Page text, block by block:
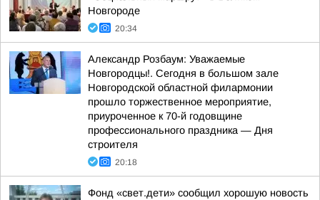
Новгороде
20:34
Александр Розбаум: Уважаемые
Новгородцы!. Сегодня в большом зале
Новгородской областной филармонии
прошло торжественное мероприятие,
приуроченное к 70-й годовщине
профессионального праздника — Дня
строителя
20:18
Фонд «свет.дети» сообщил хорошую новость